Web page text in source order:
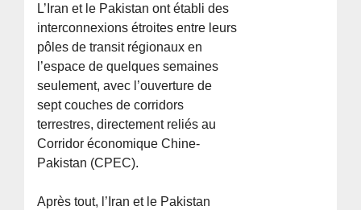
L’Iran et le Pakistan ont établi des
interconnexions étroites entre leurs
pôles de transit régionaux en
l’espace de quelques semaines
seulement, avec l’ouverture de
sept couches de corridors
terrestres, directement reliés au
Corridor économique Chine-
Pakistan (CPEC).
Après tout, l’Iran et le Pakistan